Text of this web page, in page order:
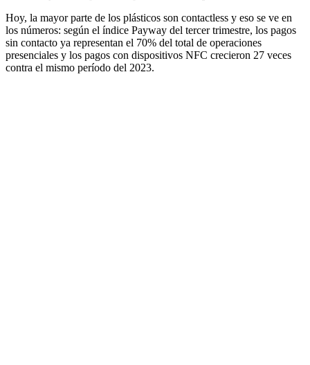
Hoy, la mayor parte de los plásticos son contactless y eso se ve en
los números: según el índice Payway del tercer trimestre, los pagos
sin contacto ya representan el 70% del total de operaciones
presenciales y los pagos con dispositivos NFC crecieron 27 veces
contra el mismo período del 2023.